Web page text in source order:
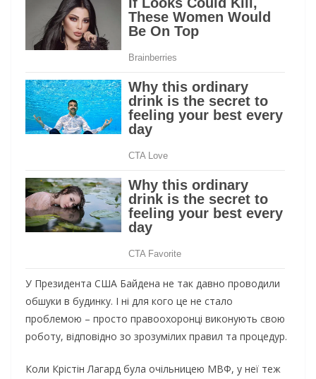
У Президента США Байдена не так давно проводили
обшуки в будинку. І ні для кого це не стало
проблемою – просто правоохоронці виконують свою
роботу, відповідно зо зрозумілих правил та процедур.
Коли Крістін Лагард була очільницею МВФ, у неї теж